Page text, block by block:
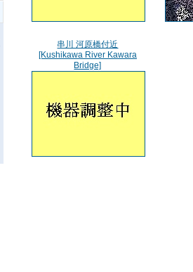
串川 河原橋付近
[Kushikawa River Kawara
Bridge]